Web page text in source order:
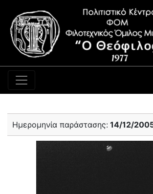
Κύρια πλοήγηση
Ημερομηνία παράστασης: 14/12/